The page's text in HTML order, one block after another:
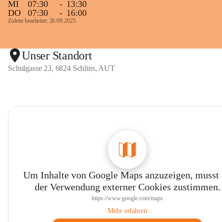
MI 07:30 - 13:30
DO
07:30 - 16:00
Zuletzt bearbeitet: 26.09.2025
Unser Standort
Schulgasse 23, 6824 Schlins, AUT
Um Inhalte von Google Maps anzuzeigen, musst
der Verwendung externer Cookies zustimmen.
https://www.google.com/maps
Mehr erfahren